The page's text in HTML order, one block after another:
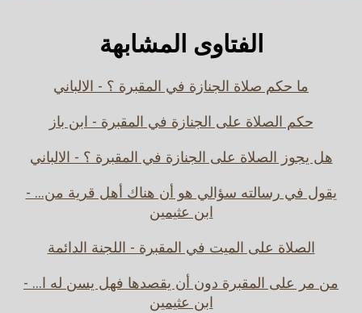
الفتاوى المشابهة
ما حكم صلاة الجنازة في المقبرة ؟ - الالباني
حكم الصلاة على الجنازة في المقبرة - ابن باز
هل يجوز الصلاة على الجنازة في المقبرة ؟ - الالباني
يقول في رسالته سؤالي هو أن هناك أهل قرية من... -
ابن عثيمين
الصلاة على الميت في المقبرة - اللجنة الدائمة
من مر على المقبرة دون أن يقصدها فهل يسن له ا... -
ابن عثيمين